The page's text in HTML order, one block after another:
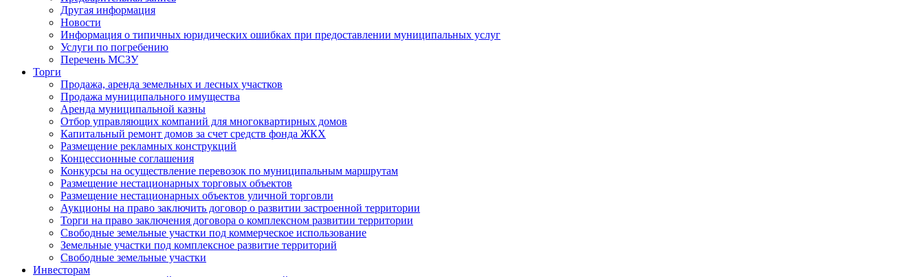
Другая информация
Новости
Информация о типичных юридических ошибках при предоставлении муниципальных услуг
Услуги по погребению
Перечень МСЗУ
Торги
Продажа, аренда земельных и лесных участков
Продажа муниципального имущества
Аренда муниципальной казны
Отбор управляющих компаний для многоквартирных домов
Капитальный ремонт домов за счет средств фонда ЖКХ
Размещение рекламных конструкций
Концессионные соглашения
Конкурсы на осуществление перевозок по муниципальным маршрутам
Размещение нестационарных торговых объектов
Размещение нестационарных объектов уличной торговли
Аукционы на право заключить договор о развитии застроенной территории
Торги на право заключения договора о комплексном развитии территории
Свободные земельные участки под коммерческое использование
Земельные участки под комплексное развитие территорий
Свободные земельные участки
Инвесторам